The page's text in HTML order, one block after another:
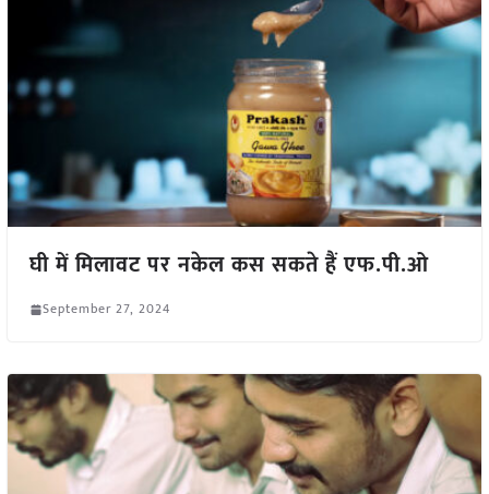
घी में मिलावट पर नकेल कस सकते हैं एफ.पी.ओ
September 27, 2024